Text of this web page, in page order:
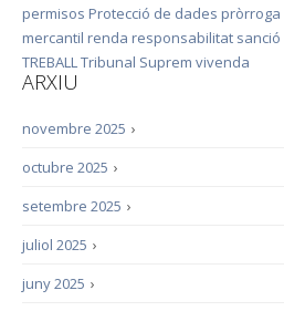
permisos Protecció de dades pròrroga
mercantil renda responsabilitat sanció
TREBALLTribunal Suprem vivenda
ARXIU
›
novembre 2025
›
octubre 2025
›
setembre 2025
›
juliol 2025
›
juny 2025